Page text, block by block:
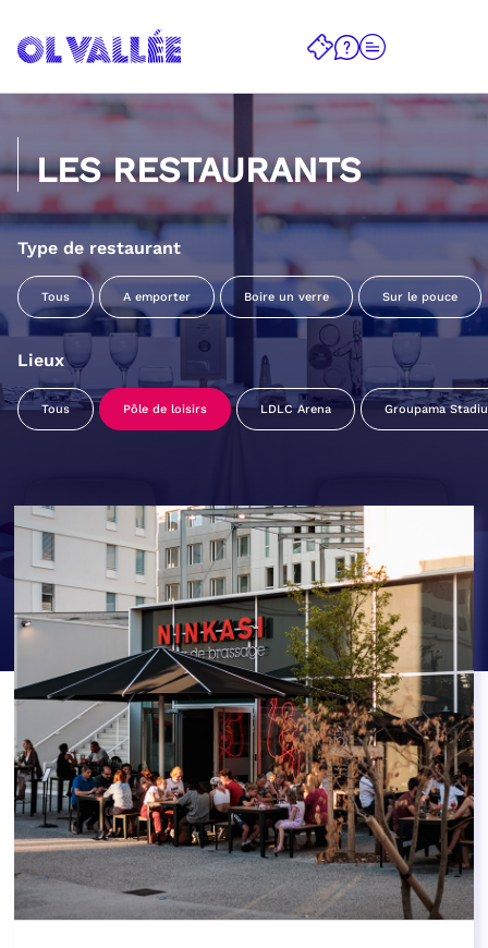
LES RESTAURANTS
Type de restaurant
Tous A emporter Boire un verre Sur le pouce
Lieux
Tous Pôle de loisirs LDLC Arena Groupama